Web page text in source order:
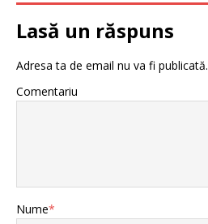
Lasă un răspuns
Adresa ta de email nu va fi publicată.
Comentariu
Nume*